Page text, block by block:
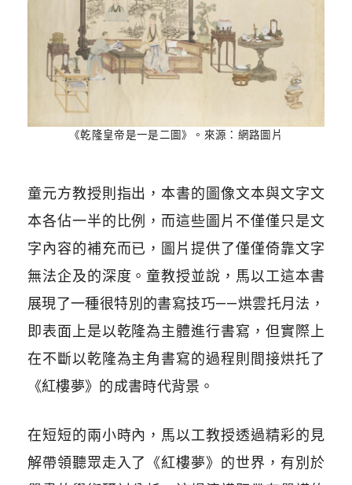
《乾隆皇帝是一是二圖》。來源：網路圖片
童元方教授則指出，本書的圖像文本與文字文
本各佔一半的比例，而這些圖片不僅僅只是文
字內容的補充而已，圖片提供了僅僅倚靠文字
無法企及的深度。童教授並說，馬以工這本書
展現了一種很特別的書寫技巧——烘雲托月法，
即表面上是以乾隆為主體進行書寫，但實際上
在不斷以乾隆為主角書寫的過程則間接烘托了
《紅樓夢》的成書時代背景。
在短短的兩小時內，馬以工教授透過精彩的見
解帶領聽眾走入了《紅樓夢》的世界，有別於